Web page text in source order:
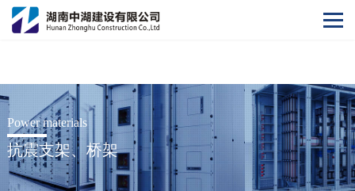
开云网
Power materials
抗震支架、桥架